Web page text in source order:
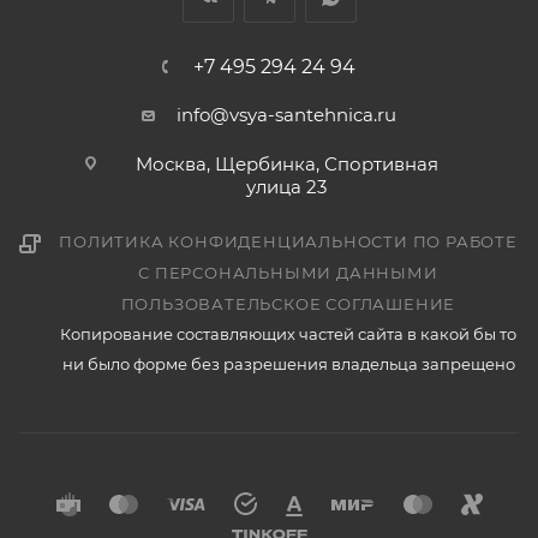
+7 495 294 24 94
info@vsya-santehnica.ru
Москва, Щербинка, Спортивная
улица 23
ПОЛИТИКА КОНФИДЕНЦИАЛЬНОСТИ ПО РАБОТЕ
С ПЕРСОНАЛЬНЫМИ ДАННЫМИ
ПОЛЬЗОВАТЕЛЬСКОЕ СОГЛАШЕНИЕ
Копирование составляющих частей сайта в какой бы то
ни было форме без разрешения владельца запрещено